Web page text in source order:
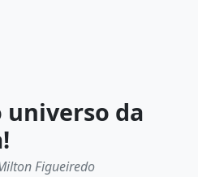
universo da
Figueiredo